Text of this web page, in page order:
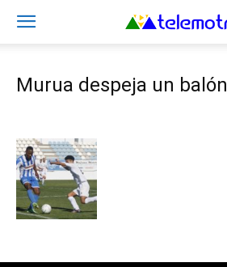
Murua despeja un balón